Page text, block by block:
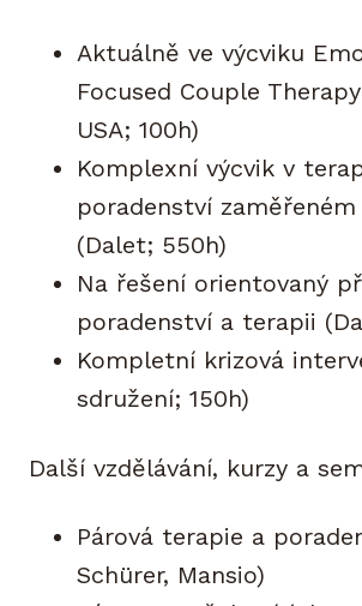
Aktuálně ve výcviku
Focused Couple
USA; 100h)
Komplexní výcvik v
poradenství
(Dalet; 550h)
Na řešení orientovaný
poradenství a terapii
Kompletní krizová
sdružení; 150h)
Další vzdělávání, kurzy a
Párová terapie a
Schürer, Mansio)